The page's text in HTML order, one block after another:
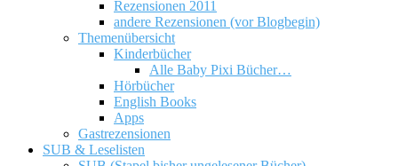
Rezensionen 2011
andere Rezensionen (vor Blogbegin)
Themenübersicht
Kinderbücher
Alle Baby Pixi Bücher…
Hörbücher
English Books
Apps
Gastrezensionen
SUB & Leselisten